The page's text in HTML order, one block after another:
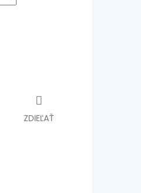
ZDIEĽAŤ